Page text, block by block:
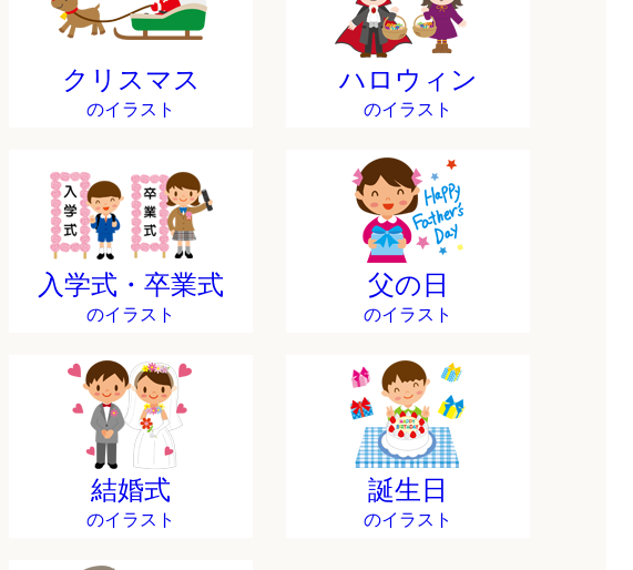
クリスマス
のイラスト
ハロウィン
のイラスト
入学式・卒業式
のイラスト
父の日
のイラスト
結婚式
のイラスト
誕生日
のイラスト